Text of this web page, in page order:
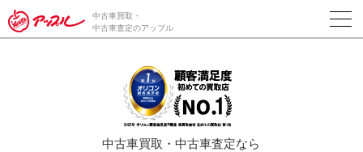
/*ABテスト_新規査定フォームの為のCVボタン*/
中古車買取・
中古車査定のアップル
中古車買取・中古車査定なら